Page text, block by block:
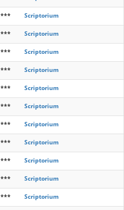
*** Scriptorium
*** Scriptorium
*** Scriptorium
*** Scriptorium
*** Scriptorium
*** Scriptorium
*** Scriptorium
*** Scriptorium
*** Scriptorium
*** Scriptorium
*** Scriptorium